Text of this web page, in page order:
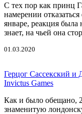
С тех пор как принц
намерении
январе, реакция
знает, на чьей она
01.03.2020
Герцог Сассекский
Invictus Games
Как и было обещано,
знаменитую